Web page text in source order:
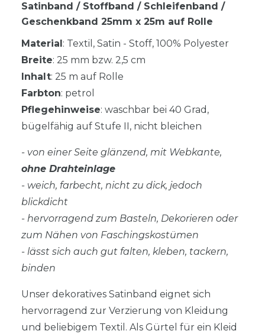
Satinband / Stoffband / Schleifenband /
Geschenkband 25mm x 25m auf Rolle
Material : Textil, Satin - Stoff, 100% Polyester
Breite: 25 mm bzw. 2,5 cm
Inhalt: 25 m auf Rolle
Farbton: petrol
Pflegehinweise: waschbar bei 40 Grad,
bügelfähig auf Stufe II, nicht bleichen
- von einer Seite glänzend, mit Webkante,
ohne Drahteinlage
- weich, farbecht, nicht zu dick, jedoch
blickdicht
- hervorragend zum Basteln, Dekorieren oder
zum Nähen von Faschingskostümen
- lässt sich auch gut falten, kleben, tackern,
binden
Unser dekoratives Satinband eignet sich
hervorragend zur Verzierung von Kleidung
und beliebigem Textil. Als Gürtel für ein Kleid